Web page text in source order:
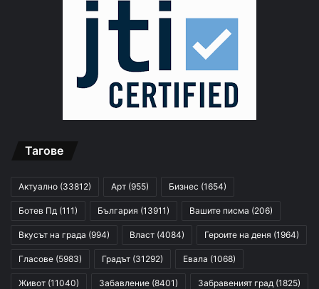
Тагове
Актуално (33812) Арт (955) Бизнес (1654)
Ботев Пд (111) България (13911) Вашите писма (206)
Вкусът на града (994) Власт (4084) Героите на деня (1964)
Гласове (5983) Градът (31292) Евала (1068)
Живот (11040) Забавление (8401) Забравеният град (1825)